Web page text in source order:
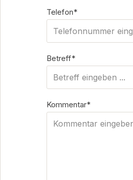
Telefon*
Betreff*
Kommentar*